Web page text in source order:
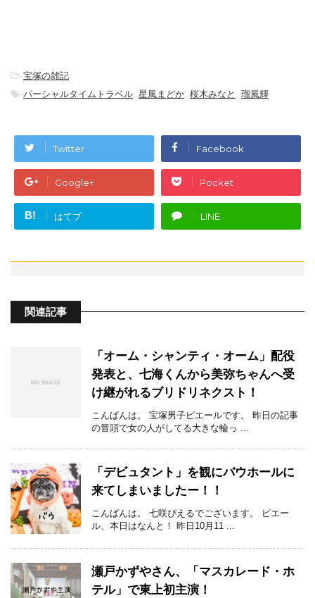
-宝塚の雑記
-パーシャルタイムトラベル, 星風まどか, 桜木みなと , 瑠風輝
Twitter Facebook
Google+ Pocket
B! はてブ LINE
関連記事
「オーム・シャンティ・オーム」配役
発表と、七海くんから美弥ちゃんへ受
け継がれるブリドリネクスト！
こんばんは。 宝塚男子ピエールです。 昨日の記事
の冒頭で女の人がしてる大きな輪っ ...
「デビュタント」を観にバウホールに
来てしまいましたー！！
こんばんは。 七咲ぴえるでございます。 ピエー
ル、本日はなんと！ 昨日10月11 ...
瀬戸かずやさん、「マスカレード・ホ
テル」で東上初主演！